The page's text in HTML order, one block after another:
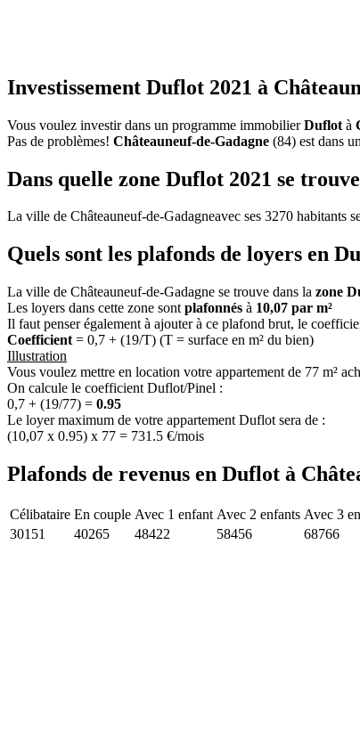
Investissement Duflot 2021 à
Vous voulez investir dans un programme immobilierDuflot à
Pas de problèmes! Châteauneuf-de-Gadagne (84) est dans
Dans quelle zone Duflot 2021 se
La ville de Châteauneuf-de-Gadagneavec ses 3270 habitants
Quels sont les plafonds de loyers en
La ville de Châteauneuf-de-Gadagne se trouve dans la zone
Les loyers dans cette zone sont plafonnés à 10,07 par m²
Il faut penser également à ajouter à ce plafond brut, le
Coefficient = 0,7 + (19/T) (T = surface en m² du bien)
Illustration
Vous voulez mettre en location votre appartement de 77 m²
On calcule le coefficient Duflot/Pinel :
0,7 + (19/77) = 0.95
Le loyer maximum de votre appartement Duflot sera de :
(10,07 x 0.95) x 77 = 731.5 €/mois
Plafonds de revenus en Duflot à
Célibataire En couple Avec 1 enfant Avec 2 enfants Avec 3
30151
40265 48422 58456 68766